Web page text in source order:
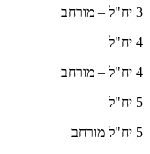
3 יח"ל – מורחב
4 יח"ל
4 יח"ל – מורחב
5 יח"ל
5 יח"ל מורחב